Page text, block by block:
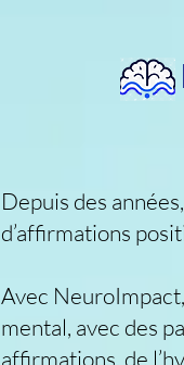
Depuis des
d’affirmations
Avec
mental, avec des
affirmations, de